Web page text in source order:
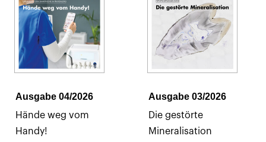
Ausgabe 04/2026
Hände weg vom
Handy!
Ausgabe 03/2026
Die gestörte
Mineralisation